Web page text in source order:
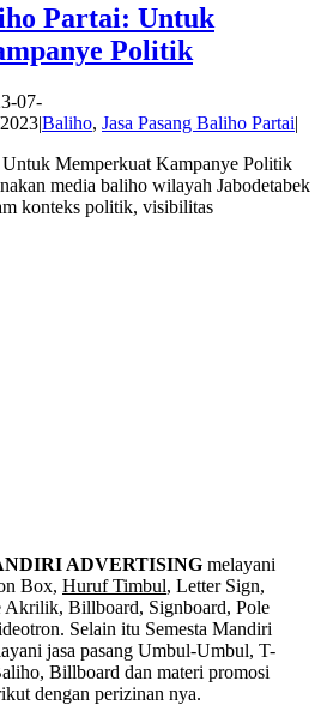
Partai: Untuk
Politik
07-
|Baliho, Jasa Pasang Baliho Partai|
Untuk Memperkuat Kampanye Politik
media baliho wilayah Jabodetabek
konteks politik, visibilitas
ADVERTISINGmelayani
Box, Huruf Timbul, Letter Sign,
Akrilik, Billboard, Signboard, Pole
Selain itu Semesta Mandiri
jasa pasang Umbul-Umbul, T-
Billboard dan materi promosi
dengan perizinan nya.